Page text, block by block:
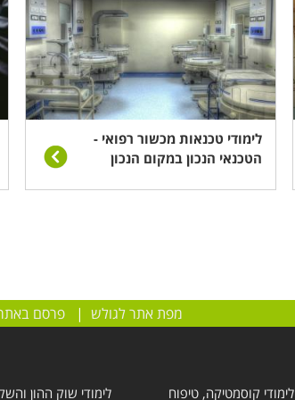
לימודי טכנאות מכשור רפואי -
הטכנאי הנכון במקום הנכון
מפת אתר לגולש |פרסם
לימודי קוסמטיקה, טיפוח לימודי שוק ההון